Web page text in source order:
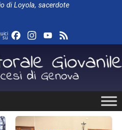
di Loyola, sacerdote
su FacebookInstagram
YouTube